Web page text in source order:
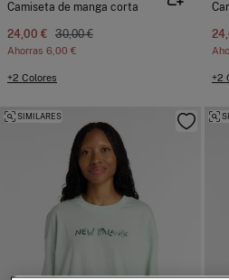
Camiseta de manga corta
24,00 € 30,00 €
Ahorras 6,00 €
+2 Colores +2
SIMILARES